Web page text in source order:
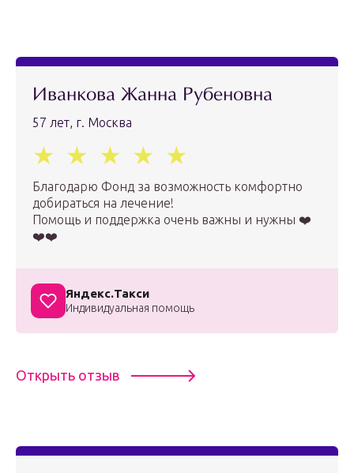
Иванкова Жанна Рубеновна
57 лет, г. Москва
Благодарю Фонд за возможность комфортно
добираться на лечение!
Помощь и поддержка очень важны и нужны ❤️
❤️❤️
Яндекс.Такси
Индивидуальная помощь
Открыть отзыв